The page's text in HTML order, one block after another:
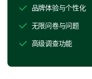
请在此发表评论:
品牌体验与个性化
无限问卷与问题
高级调查功能